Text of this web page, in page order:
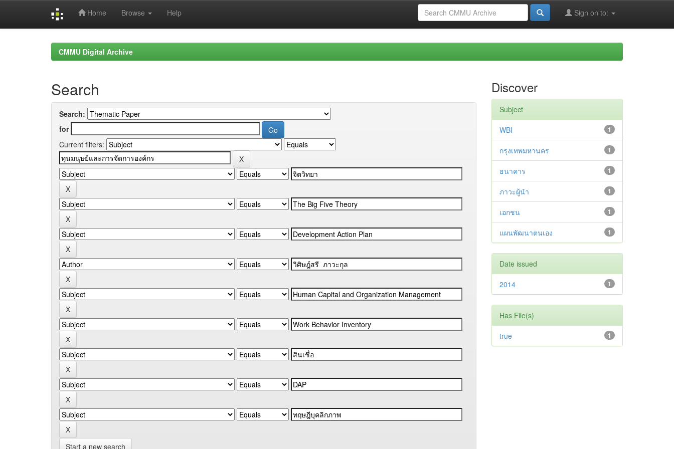
Home Browse Help Sign on to:
CMMU Digital Archive
Search
Search:
for
Current filters:
Start a new search
Discover
Subject
1
WBI
1
กรุงเทพมหานคร
1
ธนาคาร
1
ภาวะผู้นำ
1
เอกชน
1
แผนพัฒนาตนเอง
Date issued
1
2014
Has File(s)
1
true